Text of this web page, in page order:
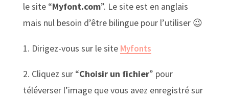
le site “Myfont.com”. Le site est en anglais
mais nul besoin d’être bilingue pour l’utiliser 😉
1. Dirigez-vous sur le site Myfonts
2. Cliquez sur “Choisir un fichier” pour
téléverser l’image que vous avez enregistré sur